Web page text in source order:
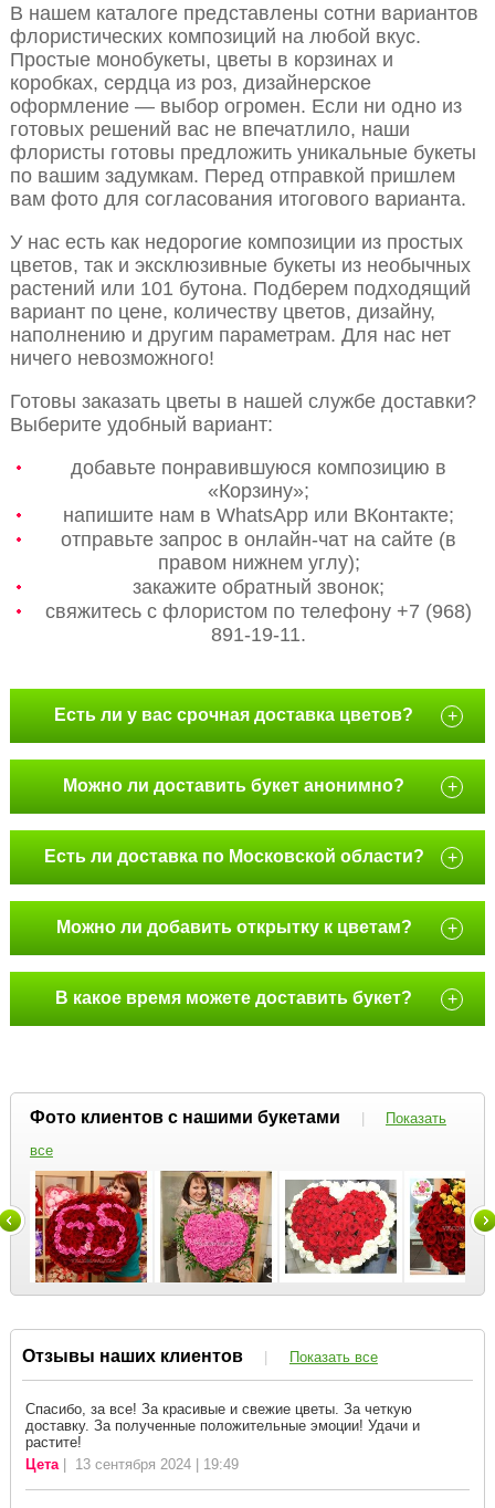
В нашем каталоге представлены сотни вариантов
флористических композиций на любой вкус.
Простые монобукеты, цветы в корзинах и
коробках, сердца из роз, дизайнерское
оформление — выбор огромен. Если ни одно из
готовых решений вас не впечатлило, наши
флористы готовы предложить уникальные букеты
по вашим задумкам. Перед отправкой пришлем
вам фото для согласования итогового варианта.
У нас есть как недорогие композиции из простых
цветов, так и эксклюзивные букеты из необычных
растений или 101 бутона. Подберем подходящий
вариант по цене, количеству цветов, дизайну,
наполнению и другим параметрам. Для нас нет
ничего невозможного!
Готовы заказать цветы в нашей службе доставки?
Выберите удобный вариант:
добавьте понравившуюся композицию в
«Корзину»;
напишите нам в WhatsApp или ВКонтакте;
отправьте запрос в онлайн-чат на сайте (в
правом нижнем углу);
закажите обратный звонок;
свяжитесь с флористом по телефону +7 (968)
891-19-11.
Есть ли у вас срочная доставка цветов? +
Можно ли доставить букет анонимно? +
Есть ли доставка по Московской области? +
Можно ли добавить открытку к цветам? +
В какое время можете доставить букет? +
Фото клиентов с нашими букетами |
Показать
все
Отзывы наших клиентов | Показать все
Спасибо, за все! За красивые и свежие цветы. За четкую
доставку. За полученные положительные эмоции! Удачи и
растите!
Цета| 13 сентября 2024 | 19:49